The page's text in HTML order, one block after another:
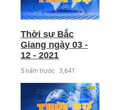
Thời sự Bắc
Giang ngày 03 -
12 - 2021
5 năm trước 3,641